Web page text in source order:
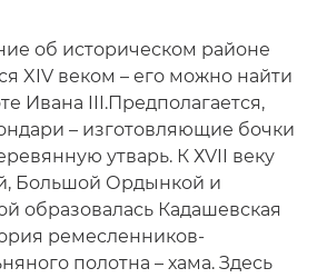
об историческом районе
XIV веком – его можно найти
Ивана III.Предполагается,
– изготовляющие бочки
утварь. К ХVII веку
Большой Ордынкой и
образовалась Кадашевская
ремесленников-
полотна – хама. Здесь